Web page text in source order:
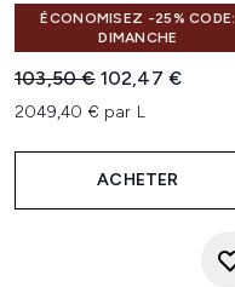
ÉCONOMISEZ -25% CODE:
DIMANCHE
Prix de vente :
103,50 € Prix ​​actuel :
102,47 €
2049,40 € par L
ACHETER